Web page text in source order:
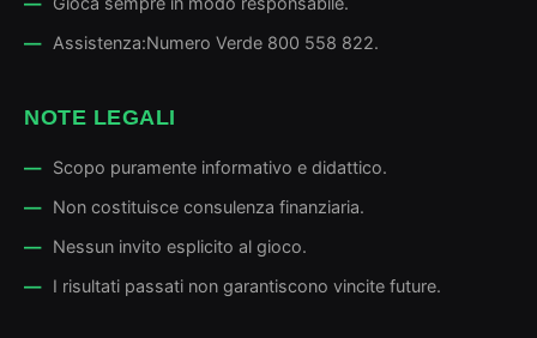
Assistenza:Numero Verde 800 558 822.
NOTE LEGALI
Scopo puramente informativo e didattico.
Non costituisce consulenza finanziaria.
Nessun invito esplicito al gioco.
I risultati passati non garantiscono vincite future.